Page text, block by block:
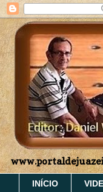
INÍCIO